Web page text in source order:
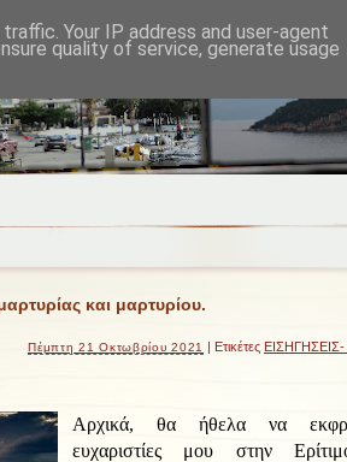
και μαρτυρίου.
Πέμπτη 21 Οκτωβρίου 2021 | Ετικέτες
Αρχικά, θα ήθελα να
ευχαριστίες μου στην
Your IP address and user-agent
quality of service, generate usage